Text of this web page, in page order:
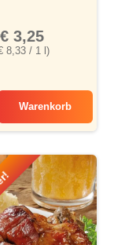
8,33 / 1 l)
€ 3,25
Warenkorb